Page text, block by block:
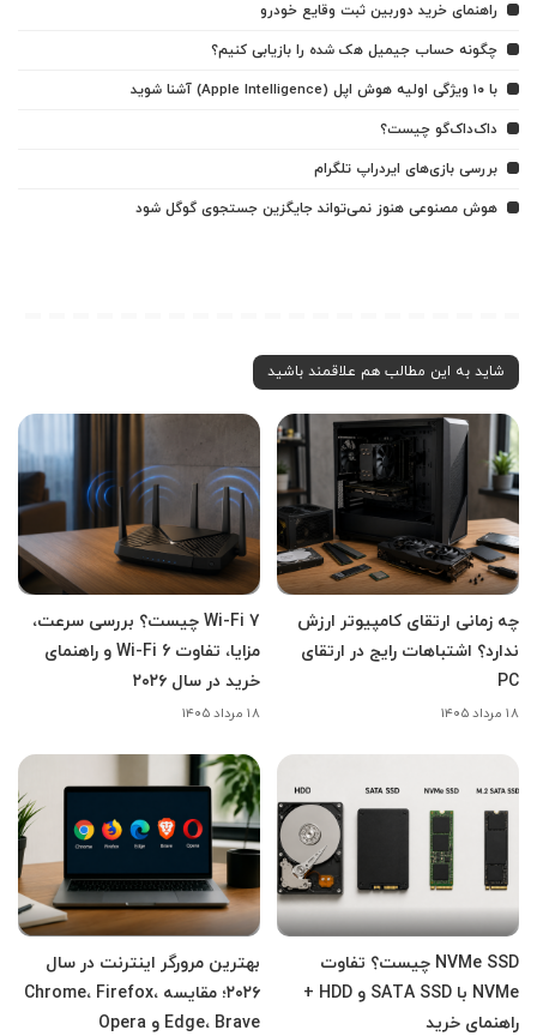
راهنمای خرید دوربین ثبت وقایع خودرو
چگونه حساب جیمیل هک شده را بازیابی کنیم؟
با ۱۰ ویژگی اولیه هوش اپل (Apple Intelligence) آشنا شوید
داک‌داک‌گو چیست؟
بررسی بازی‌های ایردراپ تلگرام
هوش مصنوعی هنوز نمی‌تواند جایگزین جستجوی گوگل شود
شاید به این مطالب هم علاقمند باشید
چه زمانی ارتقای کامپیوتر ارزش
ندارد؟ اشتباهات رایج در ارتقای
PC
۱۸ مرداد ۱۴۰۵
Wi-Fi 7 چیست؟ بررسی سرعت،
مزایا، تفاوت Wi-Fi 6 و راهنمای
خرید در سال ۲۰۲۶
۱۸ مرداد ۱۴۰۵
NVMe SSD چیست؟ تفاوت
NVMe با SATA SSD و HDD +
راهنمای خرید
بهترین مرورگر اینترنت در سال
۲۰۲۶؛ مقایسه Chrome، Firefox،
Edge، Brave و Opera